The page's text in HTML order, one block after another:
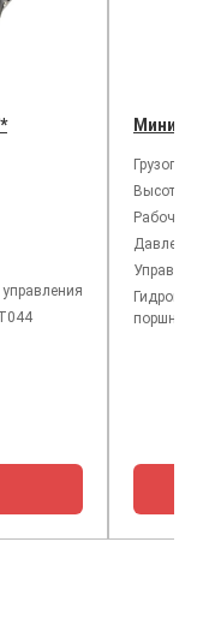
Мини-
Высота
Рабочий
Давление